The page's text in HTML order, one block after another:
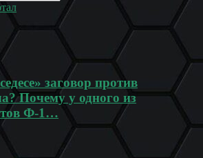
заговор против
Почему у одного из
Ф-1…